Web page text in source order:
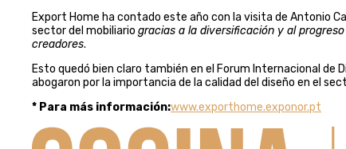
Export Home ha contado este año con la visita de Antonio
sector del mobiliario gracias a la diversificación y al
creadores.
Esto quedó bien claro también en el Forum Internacional de
abogaron por la importancia de la calidad del diseño en el
* Para más información:www.exporthome.exponor.pt